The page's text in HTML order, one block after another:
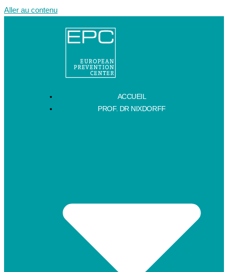
Aller au contenu
ACCUEIL
PROF. DR NIXDORFF